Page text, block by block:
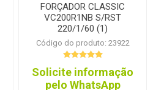
FORÇADOR CLASSIC
VC200R1NB S/RST
220/1/60 (1)
Código do produto: 23922
Solicite informação
pelo WhatsApp